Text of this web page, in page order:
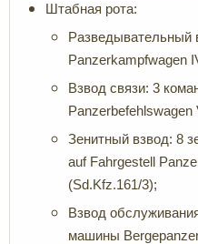
Штабная рота:
Разведывательный
Panzerkampfwagen
Взвод связи: 3
Panzerbefehlswagen
Зенитный взвод: 8
auf Fahrgestell
(Sd.Kfz.161/3);
Взвод
машины